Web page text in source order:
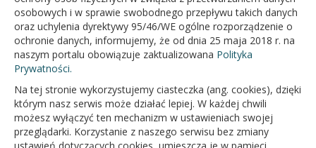
Czw 7:30 - 15:30
Pt 7:30 - 15:30
OFICJALNY SERWIS INTERNETOWY GMINY BIAŁOPOLE
osobowych i w sprawie swobodnego przepływu takich danych
oraz uchylenia dyrektywy 95/46/WE ogólne rozporządzenie o
ochronie danych, informujemy, że od dnia 25 maja 2018 r. na
naszym portalu obowiązuje zaktualizowana Polityka
Prywatności.
Na tej stronie wykorzystujemy ciasteczka (ang. cookies), dzięki
którym nasz serwis może działać lepiej. W każdej chwili
możesz wyłączyć ten mechanizm w ustawieniach swojej
przeglądarki. Korzystanie z naszego serwisu bez zmiany